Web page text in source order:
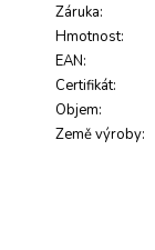
s
h
d
n
o
c
Záruka:
Hmotnost:
EAN:
Certifikát:
Objem:
Země výroby: